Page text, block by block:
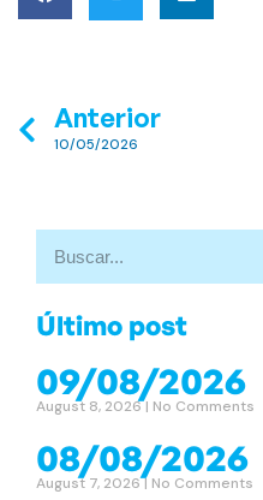
Anterior
10/05/2026
Último post
09/08/2026
August 8, 2026 No Comments
08/08/2026
August 7, 2026 No Comments